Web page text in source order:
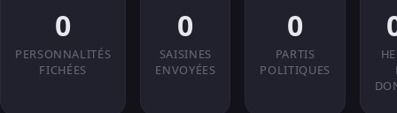
0
PERSONNALITÉS
FICHÉES
0
SAISINES
ENVOYÉES
0
PARTIS
POLITIQUES